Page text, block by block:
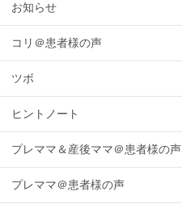
お知らせ
コリ＠患者様の声
ツボ
ヒントノート
プレママ＆産後ママ＠患者様の声
プレママ＠患者様の声